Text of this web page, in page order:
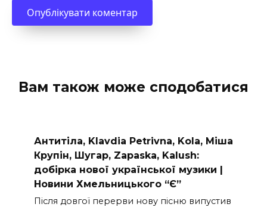
Вам також може сподобатися
Антитіла, Klavdia Petrivna, Kola, Міша
Крупін, Шугар, Zapaska, Kalush:
добірка нової української музики |
Новини Хмельницького “Є”
Після довгої перерви нову пісню випустив